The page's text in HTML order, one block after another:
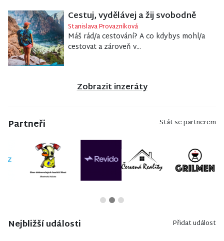
Cestuj, vydělávej a žij svobodně
Stanislava Provazníková
Máš rád/a cestování? A co kdybys mohl/a
cestovat a zároveň v...
Zobrazit inzeráty
Partneři Stát se partnerem
Nejbližší události Přidat událost